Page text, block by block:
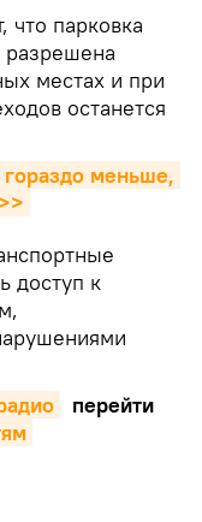
парковка
разрешена
местах и при
останется
меньше,
доступ к
перейти